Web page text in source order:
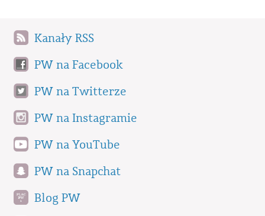
Kanały RSS
PW na Facebook
PW na Twitterze
PW na Instagramie
PW na YouTube
PW na Snapchat
Blog PW